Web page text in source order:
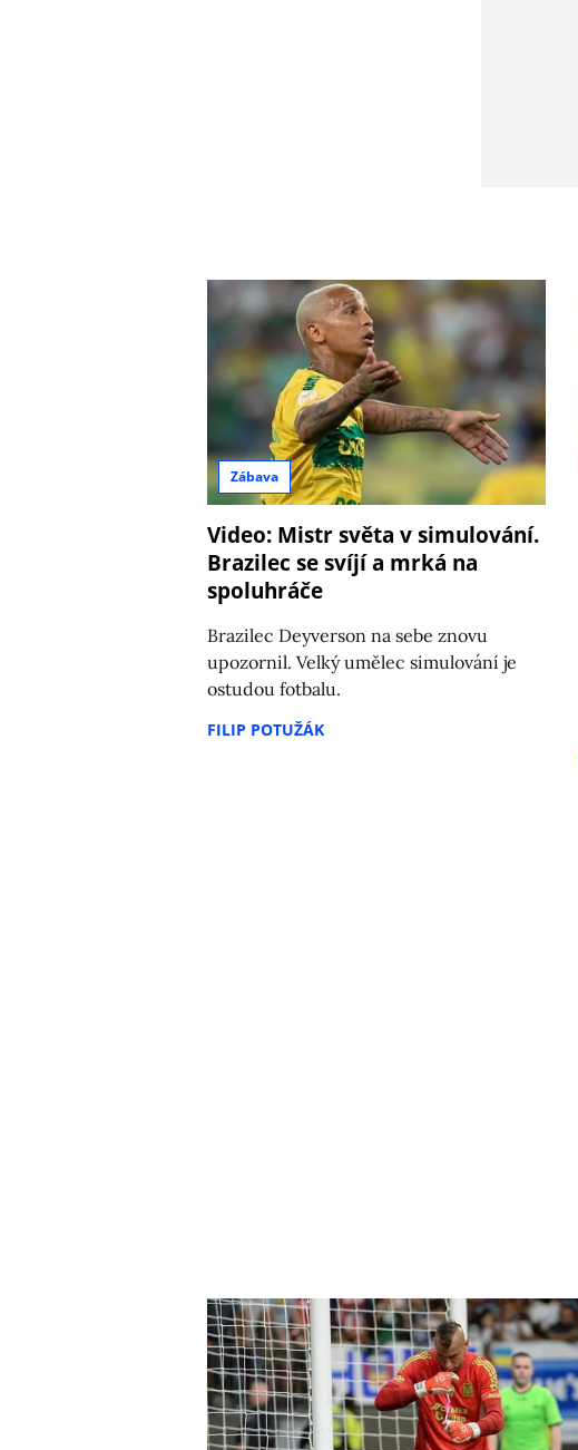
Zábava
Video: Mistr světa v simulování.
Brazilec se svíjí a mrká na
spoluhráče
Brazilec Deyverson na sebe znovu
upozornil. Velký umělec simulování je
ostudou fotbalu.
FILIP POTUŽÁK